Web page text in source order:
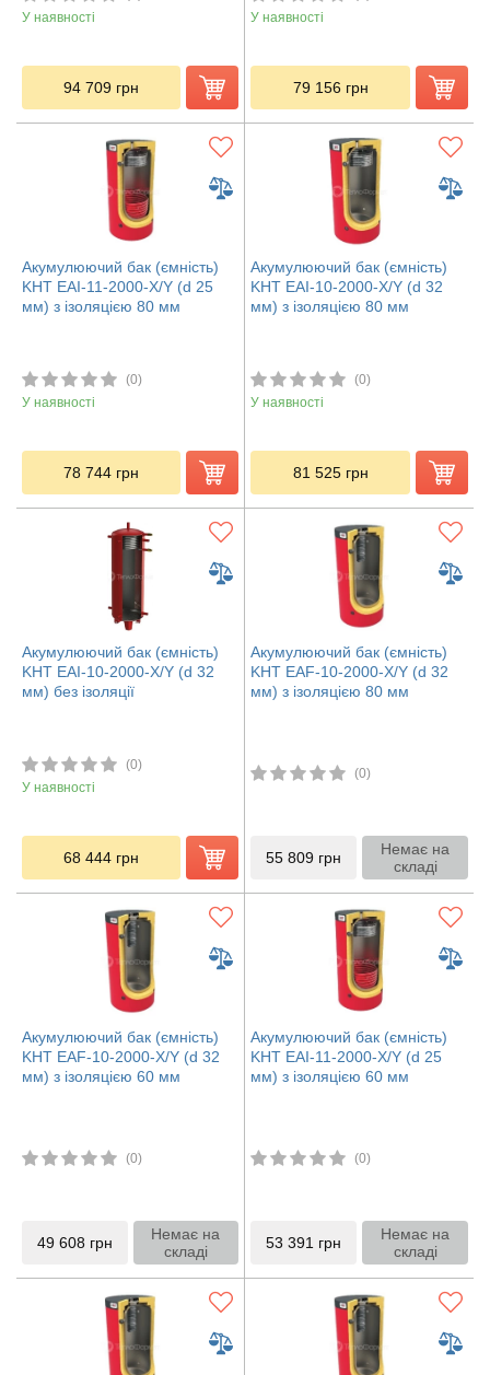
У наявності
94 709 грн
У наявності
79 156 грн
Акумулюючий бак (ємність)
KHT EAI-11-2000-X/Y (d 25
мм) з ізоляцією 80 мм
(0)
У наявності
78 744 грн
Акумулюючий бак (ємність)
KHT EAI-10-2000-X/Y (d 32
мм) з ізоляцією 80 мм
(0)
У наявності
81 525 грн
Акумулюючий бак (ємність)
KHT EAI-10-2000-X/Y (d 32
мм) без ізоляції
(0)
У наявності
68 444 грн
Акумулюючий бак (ємність)
KHT EAF-10-2000-X/Y (d 32
мм) з ізоляцією 80 мм
(0)
55 809 грн
Немає на
складі
Акумулюючий бак (ємність)
KHT EAF-10-2000-X/Y (d 32
мм) з ізоляцією 60 мм
(0)
49 608 грн
Немає на
складі
Акумулюючий бак (ємність)
KHT EAI-11-2000-X/Y (d 25
мм) з ізоляцією 60 мм
(0)
53 391 грн
Немає на
складі